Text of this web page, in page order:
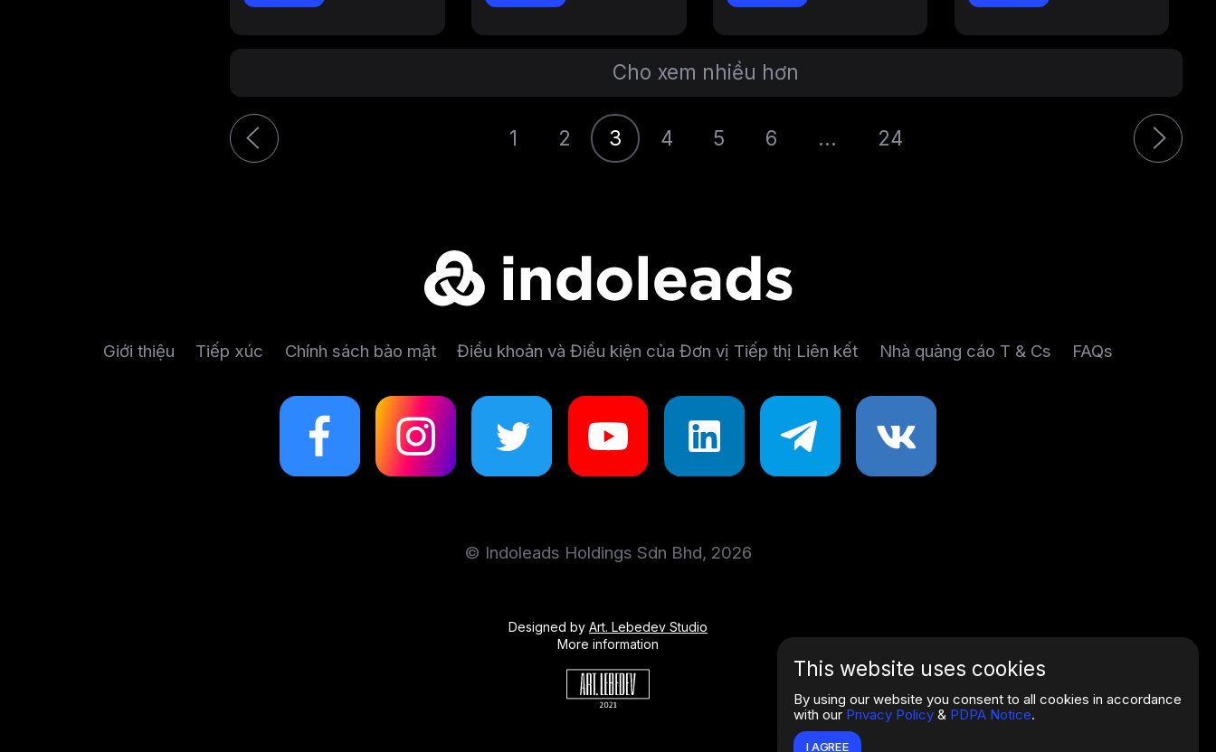
This website uses cookies
By using our website you consent to all cookies in accordance
with our Privacy Policy & PDPA Notice.
I AGREE
Cho xem nhiều hơn
1 2 3 4 5 6 ... 24
Giới thiệu Tiếp xúc Chính sách bảo mật Điều khoản và Điều kiện của Đơn vị Tiếp thị Liên kết Nhà quảng cáo T & Cs FAQs
© Indoleads Holdings Sdn Bhd, 2026
Designed by Art. Lebedev Studio
More information